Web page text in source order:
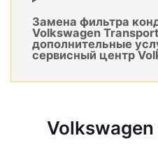
Замена фильтра
Volkswagen
дополнительные
сервисный центр